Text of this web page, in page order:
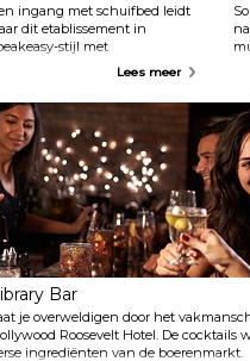
ingang met schuifbed leidt
dit etablissement in
stijl met
in burlesque-stijl
aan de vervlogen dagen
Hollywood. Laat de barman
welke drankjes je lekker
en hij maakt het speciaal
jou. Er wordt ook
gehost.
Lees meer
Bar
je overweldigen door het
Roosevelt Hotel. De cocktails
ingrediënten van de boerenmarkt.